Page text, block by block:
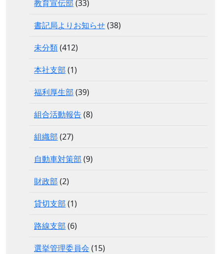
教育宣伝部 (33)
書記局よりお知らせ(38)
未分類(412)
本社支部 (1)
福利厚生部 (39)
組合活動報告(8)
組織部 (27)
自動車対策部 (9)
財政部 (2)
貸切支部 (1)
路線支部 (6)
選挙管理委員会 (15)